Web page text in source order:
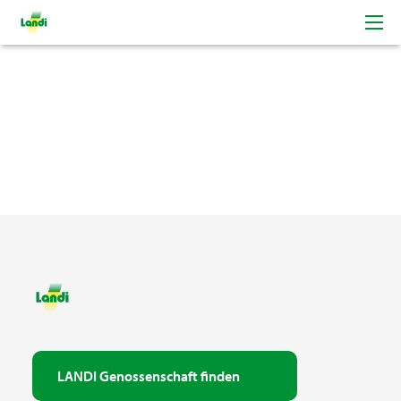
LANDI Genossenschaft finden